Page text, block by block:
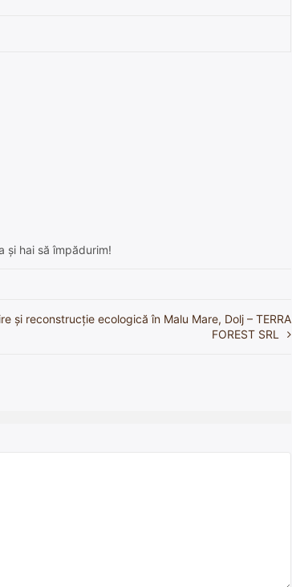
și hai să împădurim!
și reconstrucție ecologică în Malu Mare, Dolj – TERRA
FOREST SRL